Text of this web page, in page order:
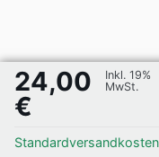
24,00
€
Inkl. 19%
MwSt.
Standardversand